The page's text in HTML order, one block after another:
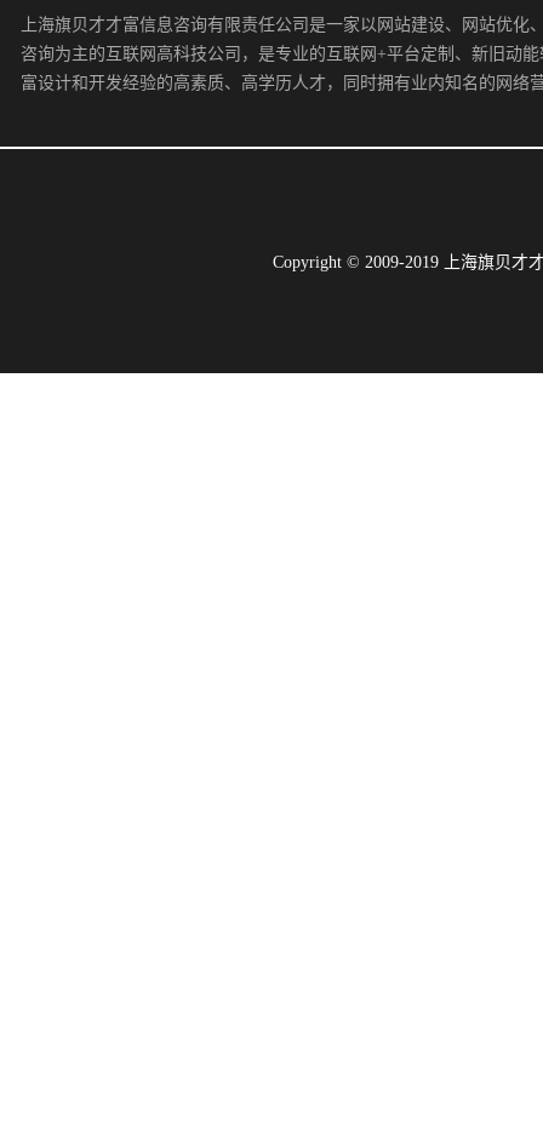
上海旗贝才才富信息咨询有限责任公司是一家以网站建设、网站优
咨询为主的互联网高科技公司，是专业的互联网+平台定制、新旧动
富设计和开发经验的高素质、高学历人才，同时拥有业内知名的网络
Copyright © 2009-2019 上海旗贝